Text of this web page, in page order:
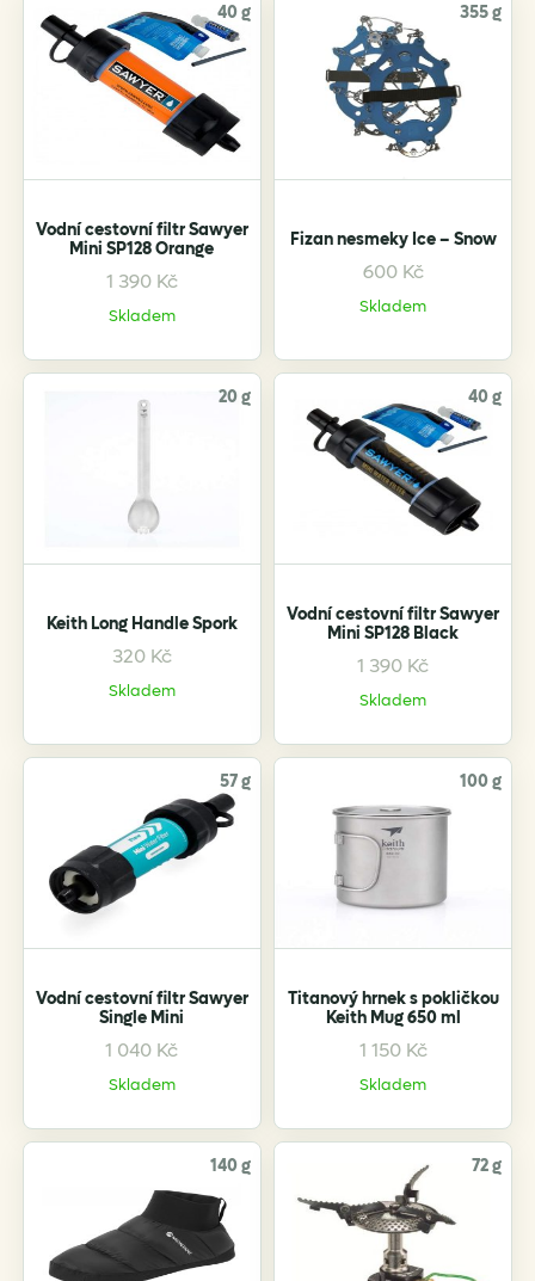
40 g
Vodní cestovní filtr Sawyer
Mini SP128 Orange
1 390 Kč
Skladem
355 g
Fizan nesmeky Ice – Snow
600 Kč
Skladem
This
product
multiple
variants.
The
options
may
be
chosen
on
product
page
20 g
Keith Long Handle Spork
320 Kč
Skladem
40 g
Vodní cestovní filtr Sawyer
Mini SP128 Black
1 390 Kč
Skladem
57 g
Vodní cestovní filtr Sawyer
Single Mini
1 040 Kč
Skladem
This
product
multiple
variants.
The
options
may
100 g
Titanový hrnek s pokličkou
Keith Mug 650 ml
1 150 Kč
Skladem
140 g 72 g